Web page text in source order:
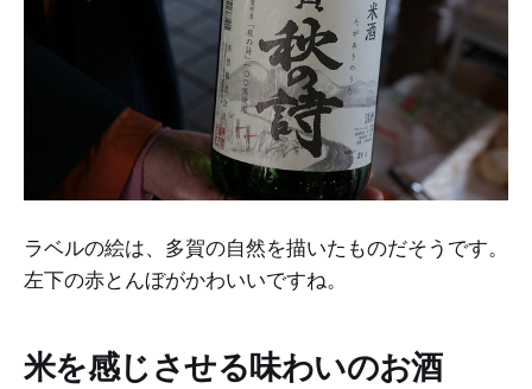
ラベルの絵は、多賀の自然を描いたものだそうです。
左下の赤とんぼがかわいいですね。
米を感じさせる味わいのお酒